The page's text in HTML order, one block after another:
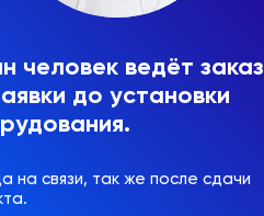
человек ведёт заказ
до установки
на связи, так же после сдачи